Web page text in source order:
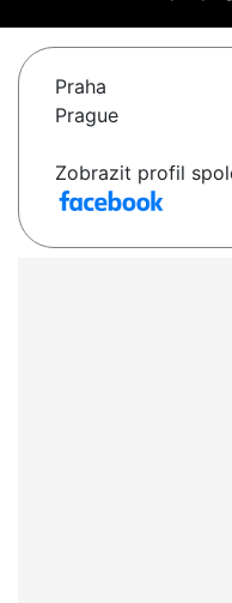
Praha
Prague
Zobrazit profil